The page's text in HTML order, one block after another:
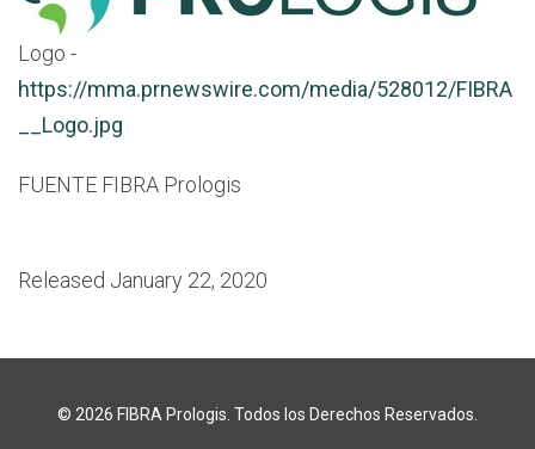
Logo -
https://mma.prnewswire.com/media/528012/FIBRA
__Logo.jpg
FUENTE FIBRA Prologis
Released January 22, 2020
© 2026 FIBRA Prologis . Todos los Derechos Reservados.